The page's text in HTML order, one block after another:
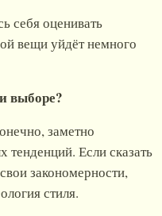
себя оценивать
вещи уйдёт немного
выборе?
заметно
Если сказать
закономерности,
стиля.